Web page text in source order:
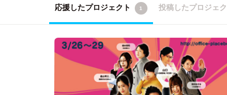
応援したプロジェクト 1 投稿したプロジェ